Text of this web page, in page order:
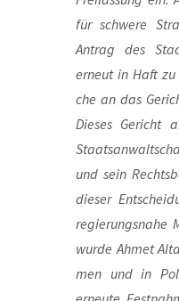
für schwe­re
Antrag des
erneut in Haft
che an das
Die­ses Gericht
und sein
die­ser
regie­rungs­na­he
wur­de Ahmet
men und in